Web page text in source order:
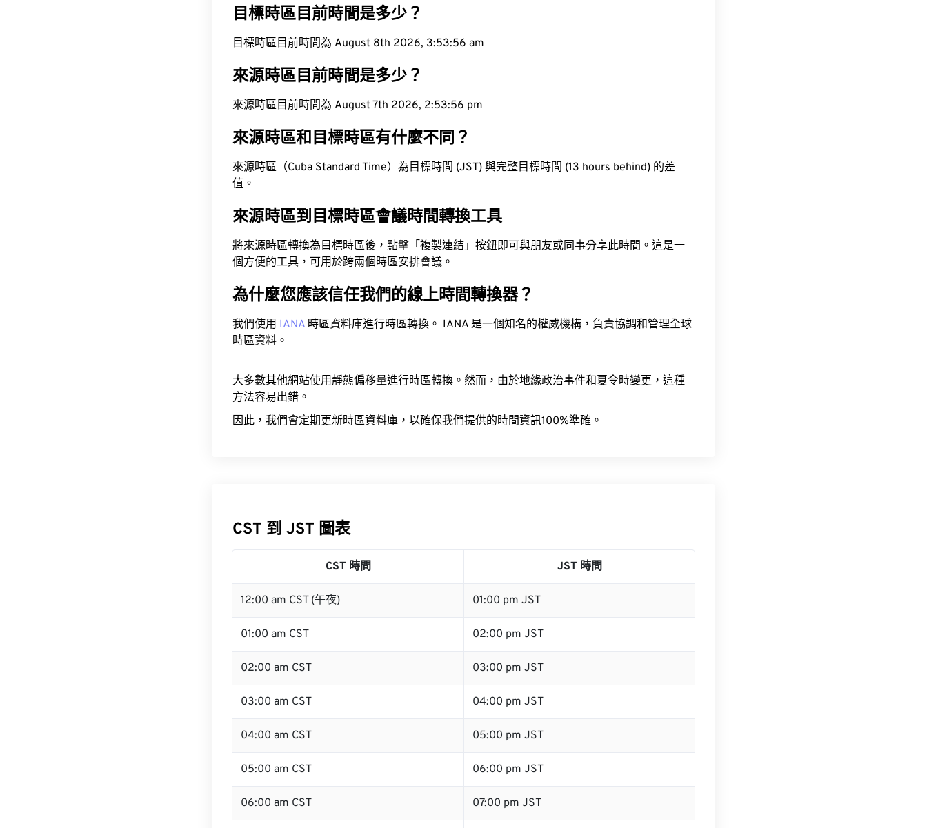
目標時區目前時間是多少？
目標時區目前時間為 August 8th 2026, 3:53:57 am
來源時區目前時間是多少？
來源時區目前時間為 August 7th 2026, 2:53:57 pm
來源時區和目標時區有什麼不同？
來源時區（Cuba Standard Time）為目標時間 (JST) 與完整目標時間 (13 hours behind) 的差
值。
來源時區到目標時區會議時間轉換工具
將來源時區轉換為目標時區後，點擊「複製連結」按鈕即可與朋友或同事分享此時間。這是一
個方便的工具，可用於跨兩個時區安排會議。
為什麼您應該信任我們的線上時間轉換器？
我們使用 IANA 時區資料庫進行時區轉換。 IANA 是一個知名的權威機構，負責協調和管理全球
時區資料。
大多數其他網站使用靜態偏移量進行時區轉換。然而，由於地緣政治事件和夏令時變更，這種
方法容易出錯。
因此，我們會定期更新時區資料庫，以確保我們提供的時間資訊100%準確。
CST 到 JST 圖表
CST 時間 JST 時間
12:00 am CST (午夜) 01:00 pm JST
01:00 am CST 02:00 pm JST
02:00 am CST 03:00 pm JST
03:00 am CST 04:00 pm JST
04:00 am CST 05:00 pm JST
05:00 am CST 06:00 pm JST
06:00 am CST 07:00 pm JST